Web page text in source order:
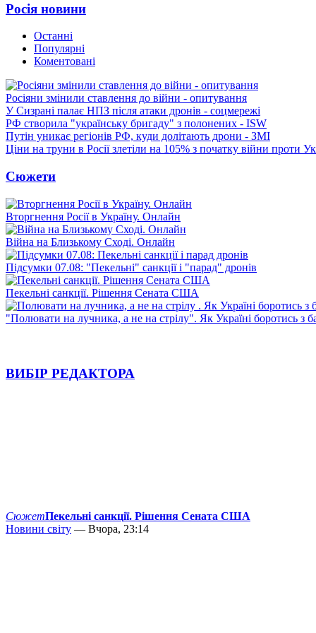
Росія новини
Останні
Популярні
Коментовані
Росіяни змінили ставлення до війни - опитування
У Сизрані палає НПЗ після атаки дронів - соцмережі
РФ створила "українську бригаду" з полонених - ISW
Путін уникає регіонів РФ, куди долітають дрони - ЗМІ
Ціни на труни в Росії злетіли на 105% з початку війни проти
Сюжети
Вторгнення Росії в Україну. Онлайн
Війна на Близькому Сході. Онлайн
Підсумки 07.08: "Пекельні" санкції і "парад" дронів
Пекельні санкції. Рішення Сената США
"Полювати на лучника, а не на стрілу". Як Україні боротись з
ВИБІР РЕДАКТОРА
СюжетПекельні санкції. Рішення Сената США
Новини світу — Вчора, 23:14